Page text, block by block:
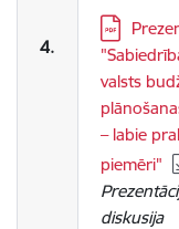
4.
valsts
– labie
piemēri"
diskusija